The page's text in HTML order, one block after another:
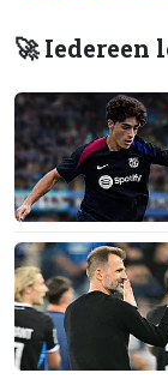
🚀 Iedereen